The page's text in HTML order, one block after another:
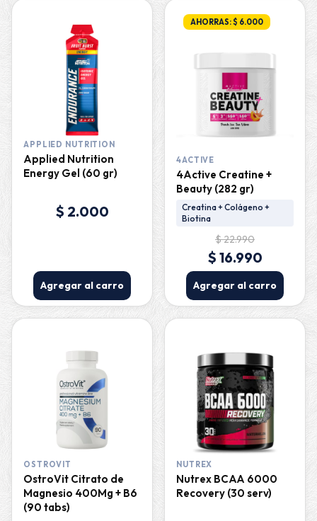
APPLIED NUTRITION
Applied Nutrition
Energy Gel (60 gr)
$ 2.000
Agregar al carro
AHORRAS: $ 6.000
4ACTIVE
4Active Creatine +
Beauty (282 gr)
Creatina + Colágeno +
Biotina
$ 22.990
$ 16.990
Agregar al carro
OSTROVIT
OstroVit Citrato de
Magnesio 400Mg + B6
(90 tabs)
NUTREX
Nutrex BCAA 6000
Recovery (30 serv)